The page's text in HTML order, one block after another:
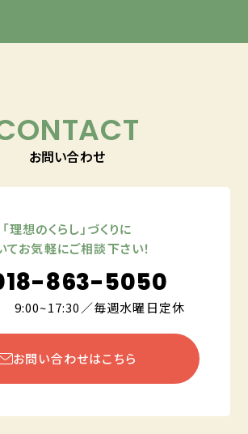
お問い合わせ
「理想のくらし」づくりに
てお気軽にご相談下さい！
863-5050
9:00~17:30／毎週水曜日定休
お問い合わせはこちら